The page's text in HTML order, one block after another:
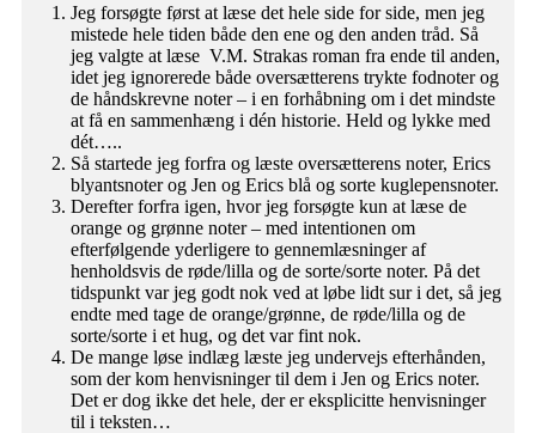
Jeg forsøgte først at læse det hele side for side, men jeg
mistede hele tiden både den ene og den anden tråd. Så
jeg valgte at læse V.M. Strakas roman fra ende til anden,
idet jeg ignorerede både oversætterens trykte fodnoter og
de håndskrevne noter – i en forhåbning om i det mindste
at få en sammenhæng i dén historie. Held og lykke med
dét…..
Så startede jeg forfra og læste oversætterens noter, Erics
blyantsnoter og Jen og Erics blå og sorte kuglepensnoter.
Derefter forfra igen, hvor jeg forsøgte kun at læse de
orange og grønne noter – med intentionen om
efterfølgende yderligere to gennemlæsninger af
henholdsvis de røde/lilla og de sorte/sorte noter. På det
tidspunkt var jeg godt nok ved at løbe lidt sur i det, så jeg
endte med tage de orange/grønne, de røde/lilla og de
sorte/sorte i et hug, og det var fint nok.
De mange løse indlæg læste jeg undervejs efterhånden,
som der kom henvisninger til dem i Jen og Erics noter.
Det er dog ikke det hele, der er eksplicitte henvisninger
til i teksten…